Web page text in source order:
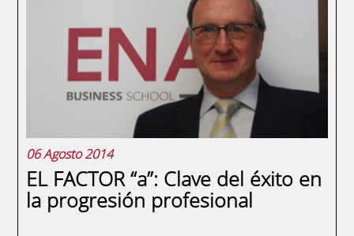
06 Agosto 2014
EL FACTOR “a”: Clave del éxito en
la progresión profesional